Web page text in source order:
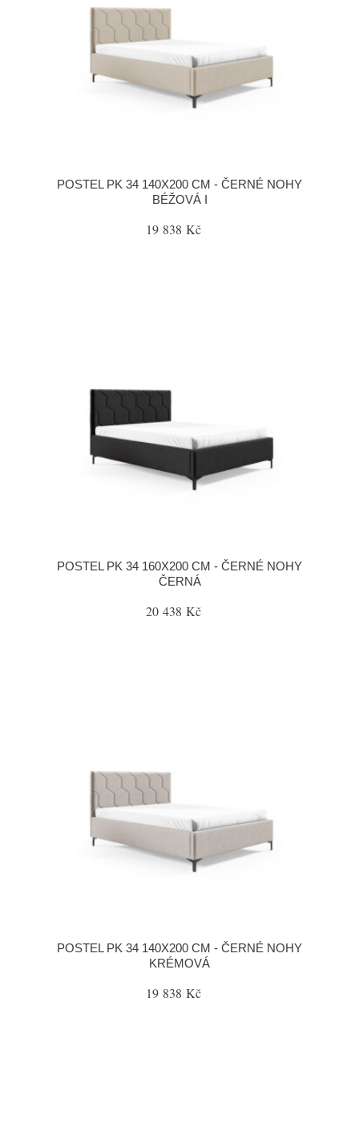
POSTEL PK 34 140X200 CM - ČERNÉ NOHY
BÉŽOVÁ I
19 838 Kč
POSTEL PK 34 160X200 CM - ČERNÉ NOHY
ČERNÁ
20 438 Kč
POSTEL PK 34 140X200 CM - ČERNÉ NOHY
KRÉMOVÁ
19 838 Kč